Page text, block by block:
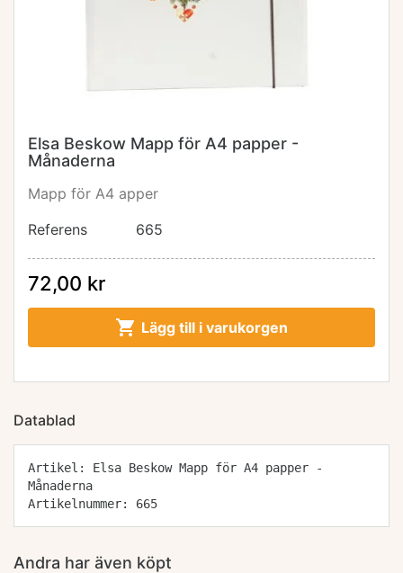
Elsa Beskow Mapp för A4 papper -
Månaderna
Mapp för A4 apper
Referens
665
72,00 kr
 Lägg till i varukorgen
Datablad
Artikel: Elsa Beskow Mapp för A4 papper -
Månaderna
Artikelnummer: 665
Andra har även köpt